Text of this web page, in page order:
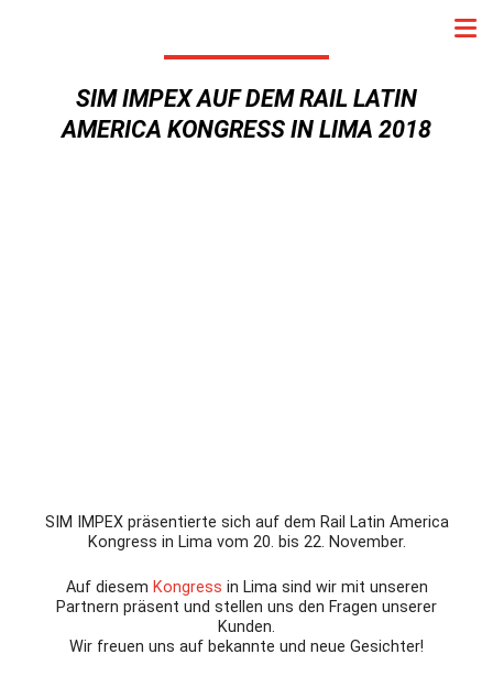
SIM IMPEX AUF DEM RAIL LATIN
AMERICA KONGRESS IN LIMA 2018
SIM IMPEX präsentierte sich auf dem Rail Latin America
Kongress in Lima vom 20. bis 22. November.
Auf diesem Kongress in Lima sind wir mit unseren
Partnern präsent und stellen uns den Fragen unserer
Kunden.
Wir freuen uns auf bekannte und neue Gesichter!